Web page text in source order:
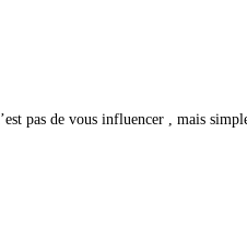
pas de vous influencer , mais